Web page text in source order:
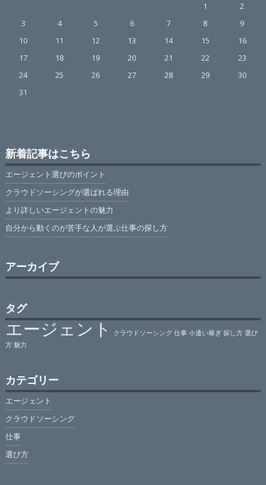
1
2
3
4 5 6 7 8
9
10
11 12 13 14 15
16
17
18 19 20 21 22
23
24
25 26 27 28 29
30
31
新着記事はこちら
エージェント選びのポイント
クラウドソーシングが選ばれる理由
より詳しいエージェントの魅力
自分から動くのが苦手な人が選ぶ仕事の探し方
アーカイブ
タグ
エージェント クラウドソーシング 仕事 小遣い稼ぎ 探し方 選び
方 魅力
カテゴリー
エージェント
クラウドソーシング
仕事
選び方